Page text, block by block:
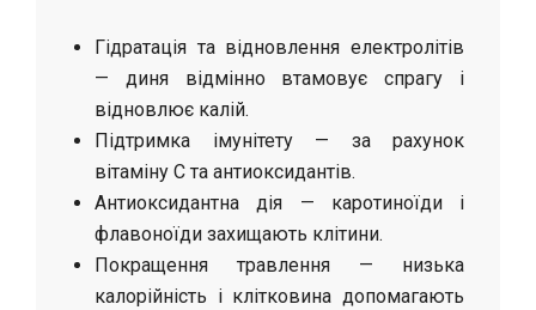
Гідратація та відновлення електролітів
— диня відмінно втамовує спрагу і
відновлює калій.
Підтримка імунітету — за рахунок
вітаміну C та антиоксидантів.
Антиоксидантна дія — каротиноїди і
флавоноїди захищають клітини.
Покращення травлення — низька
калорійність і клітковина допомагають